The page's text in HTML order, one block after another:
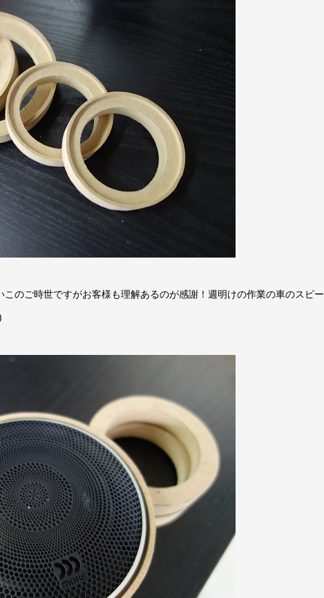
のご時世ですがお客様も理解あるのが感謝！週明けの作業の車のスピー